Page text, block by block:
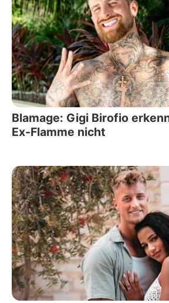
Blamage: Gigi Birofio
Ex-Flamme nicht